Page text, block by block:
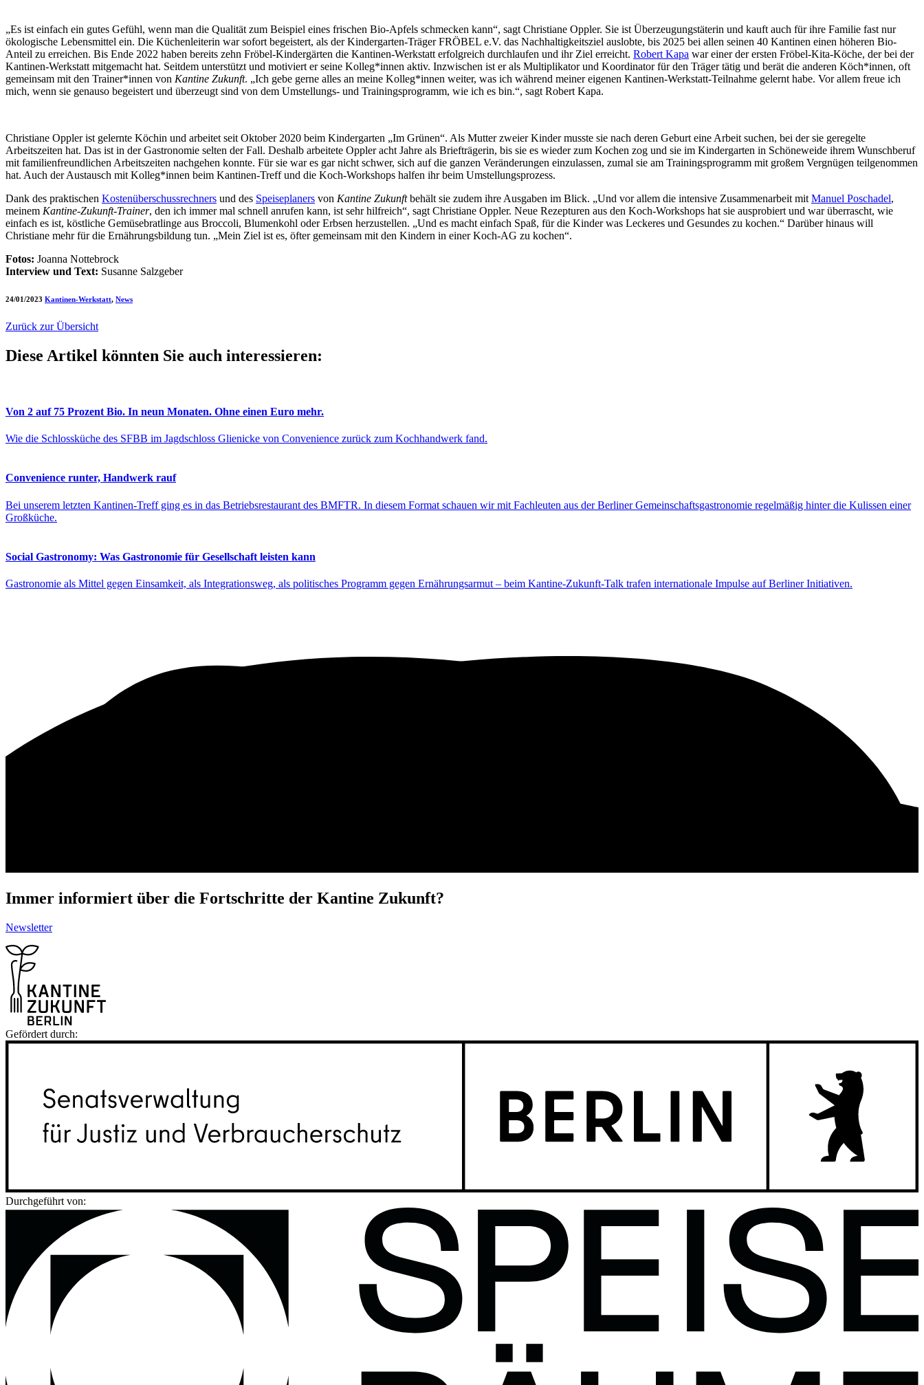
„Es ist einfach ein gutes Gefühl, wenn man die Qualität zum Beispiel eines frischen Bio-Apfels schmecken kann“, sagt Christiane Oppler. Sie ist Überzeugungstäterin und kauft auch für ihre Familie fast nur
ökologische Lebensmittel ein. Die Küchenleiterin war sofort begeistert, als der Kindergarten-Träger FRÖBEL e.V. das Nachhaltigkeitsziel auslobte, bis 2025 bei allen seinen 40 Kantinen einen höheren Bio-
Anteil zu erreichen. Bis Ende 2022 haben bereits zehn Fröbel-Kindergärten die Kantinen-Werkstatt erfolgreich durchlaufen und ihr Ziel erreicht. Robert Kapa war einer der ersten Fröbel-Kita-Köche, der bei der
Kantinen-Werkstatt mitgemacht hat. Seitdem unterstützt und motiviert er seine Kolleg*innen aktiv. Inzwischen ist er als Multiplikator und Koordinator für den Träger tätig und berät die anderen Köch*innen, oft
gemeinsam mit den Trainer*innen von Kantine Zukunft. „Ich gebe gerne alles an meine Kolleg*innen weiter, was ich während meiner eigenen Kantinen-Werkstatt-Teilnahme gelernt habe. Vor allem freue ich
mich, wenn sie genauso begeistert und überzeugt sind von dem Umstellungs- und Trainingsprogramm, wie ich es bin.“, sagt Robert Kapa.
Christiane Oppler ist gelernte Köchin und arbeitet seit Oktober 2020 beim Kindergarten „Im Grünen“. Als Mutter zweier Kinder musste sie nach deren Geburt eine Arbeit suchen, bei der sie geregelte
Arbeitszeiten hat. Das ist in der Gastronomie selten der Fall. Deshalb arbeitete Oppler acht Jahre als Briefträgerin, bis sie es wieder zum Kochen zog und sie im Kindergarten in Schöneweide ihrem Wunschberuf
mit familienfreundlichen Arbeitszeiten nachgehen konnte. Für sie war es gar nicht schwer, sich auf die ganzen Veränderungen einzulassen, zumal sie am Trainingsprogramm mit großem Vergnügen teilgenommen
hat. Auch der Austausch mit Kolleg*innen beim Kantinen-Treff und die Koch-Workshops halfen ihr beim Umstellungsprozess.
Dank des praktischen Kostenüberschussrechners und des Speiseplaners von Kantine Zukunftbehält sie zudem ihre Ausgaben im Blick. „Und vor allem die intensive Zusammenarbeit mit Manuel Poschadel,
meinem Kantine-Zukunft-Trainer, den ich immer mal schnell anrufen kann, ist sehr hilfreich“, sagt Christiane Oppler. Neue Rezepturen aus den Koch-Workshops hat sie ausprobiert und war überrascht, wie
einfach es ist, köstliche Gemüsebratlinge aus Broccoli, Blumenkohl oder Erbsen herzustellen. „Und es macht einfach Spaß, für die Kinder was Leckeres und Gesundes zu kochen.“ Darüber hinaus will
Christiane mehr für die Ernährungsbildung tun. „Mein Ziel ist es, öfter gemeinsam mit den Kindern in einer Koch-AG zu kochen“.
Fotos: Joanna Nottebrock
Interview und Text: Susanne Salzgeber
24/01/2023 Kantinen-Werkstatt, News
Zurück zur Übersicht
Diese Artikel könnten Sie auch interessieren:
Von 2 auf 75 Prozent Bio. In neun Monaten. Ohne einen Euro mehr.
Wie die Schlossküche des SFBB im Jagdschloss Glienicke von Convenience zurück zum Kochhandwerk fand.
Convenience runter, Handwerk rauf
Bei unserem letzten Kantinen-Treff ging es in das Betriebsrestaurant des BMFTR. In diesem Format schauen wir mit Fachleuten aus der Berliner Gemeinschaftsgastronomie regelmäßig hinter die Kulissen einer
Großküche.
Social Gastronomy: Was Gastronomie für Gesellschaft leisten kann
Gastronomie als Mittel gegen Einsamkeit, als Integrationsweg, als politisches Programm gegen Ernährungsarmut – beim Kantine-Zukunft-Talk trafen internationale Impulse auf Berliner Initiativen.
Immer informiert über die Fortschritte der Kantine Zukunft?
Newsletter
Gefördert durch:
Durchgeführt von: